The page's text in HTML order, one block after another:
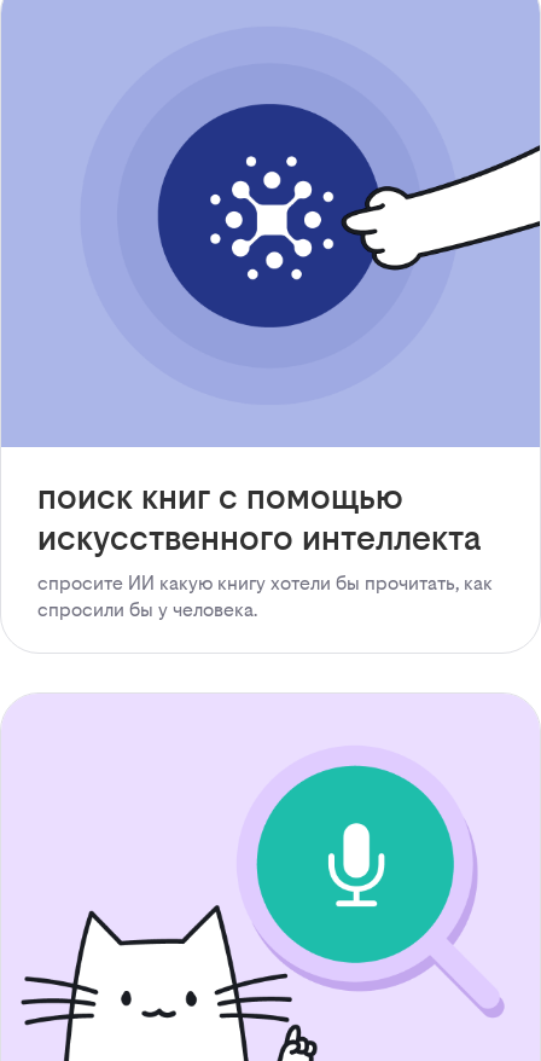
поиск книг с помощью
искусственного интеллекта
спросите ИИ какую книгу хотели бы прочитать, как
спросили бы у человека.